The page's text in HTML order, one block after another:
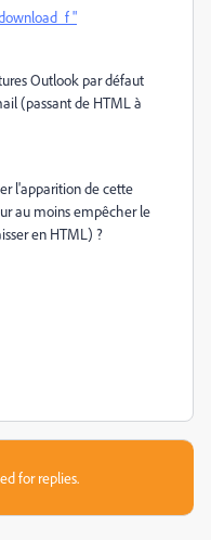
"
Outlook par défaut
(passant de HTML à
l'apparition de cette
au moins empêcher le
en HTML) ?
for replies.